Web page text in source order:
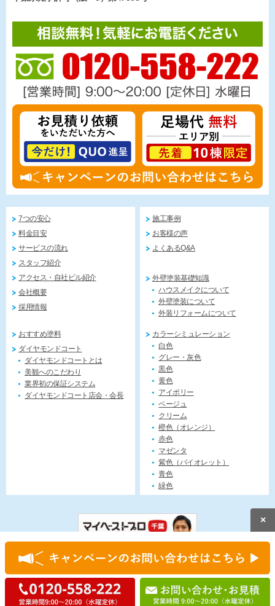
×
7つの安心
料金目安
サービスの流れ
スタッフ紹介
アクセス・自社ビル紹介
会社概要
採用情報
施工事例
お客様の声
よくあるQ&A
外壁塗装基礎知識
ハウスメイクについて
外壁塗装について
外装リフォームについて
おすすめ塗料
ダイヤモンドコート
ダイヤモンドコートとは
美観へのこだわり
業界初の保証システム
ダイヤモンドコート店会・会長
カラーシミュレーション
白色
グレー・灰色
黒色
黄色
アイボリー
ベージュ
クリーム
橙色（オレンジ）
赤色
マゼンタ
紫色（バイオレット）
青色
緑色